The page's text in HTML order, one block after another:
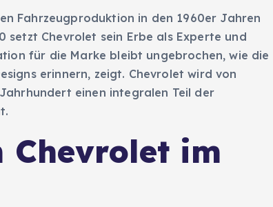
Fahrzeugproduktion in den 1960er Jahren
setzt Chevrolet sein Erbe als Experte und
für die Marke bleibt ungebrochen, wie die
erinnern, zeigt. Chevrolet wird von
einen integralen Teil der
Chevrolet im